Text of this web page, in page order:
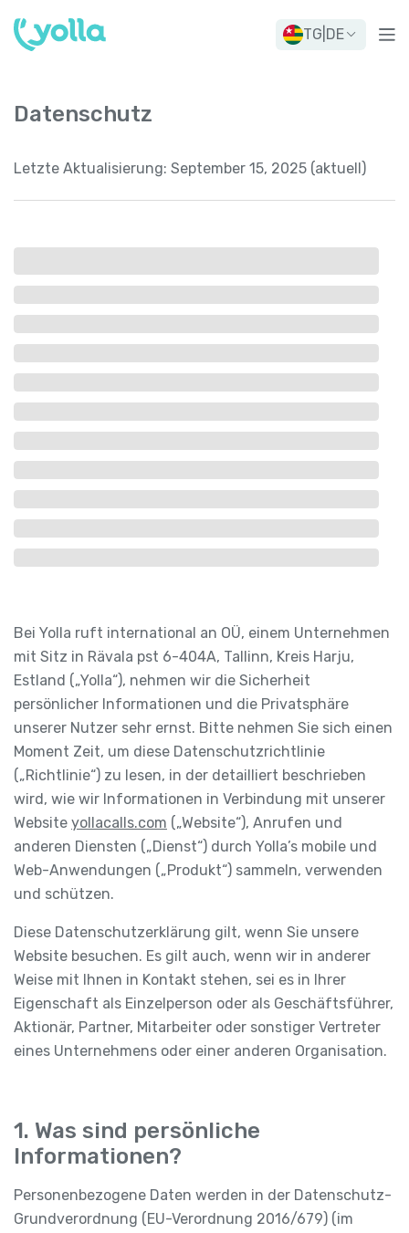
TG DE
Datenschutz
Letzte Aktualisierung: September 15, 2025 (aktuell)
Bei Yolla ruft international an OÜ, einem Unternehmen
mit Sitz in Rävala pst 6-404A, Tallinn, Kreis Harju,
Estland („Yolla“), nehmen wir die Sicherheit
persönlicher Informationen und die Privatsphäre
unserer Nutzer sehr ernst. Bitte nehmen Sie sich einen
Moment Zeit, um diese Datenschutzrichtlinie
(„Richtlinie“) zu lesen, in der detailliert beschrieben
wird, wie wir Informationen in Verbindung mit unserer
Website yollacalls.com („Website“), Anrufen und
anderen Diensten („Dienst“) durch Yolla’s mobile und
Web-Anwendungen („Produkt“) sammeln, verwenden
und schützen.
Diese Datenschutzerklärung gilt, wenn Sie unsere
Website besuchen. Es gilt auch, wenn wir in anderer
Weise mit Ihnen in Kontakt stehen, sei es in Ihrer
Eigenschaft als Einzelperson oder als Geschäftsführer,
Aktionär, Partner, Mitarbeiter oder sonstiger Vertreter
eines Unternehmens oder einer anderen Organisation.
1. Was sind persönliche
Informationen?
Personenbezogene Daten werden in der Datenschutz-
Grundverordnung (EU-Verordnung 2016/679) (im